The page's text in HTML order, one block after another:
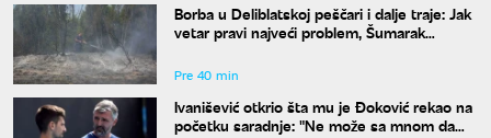
Borba u Deliblatskoj peščari i dalje traje: Jak
vetar pravi najveći problem, Šumarak
Pre 40 min
Ivanišević otkrio šta mu je Đoković rekao na
početku saradnje: "Ne može sa mnom da